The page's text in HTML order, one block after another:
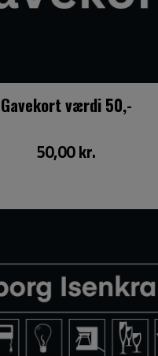
Gavekort værdi 50,-
50,00 kr.